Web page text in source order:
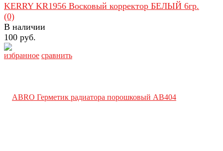
избранное сравнить
KERRY KR1956 Восковый корректор БЕЛЫЙ 6гр.
(0)
В наличии
100 руб.